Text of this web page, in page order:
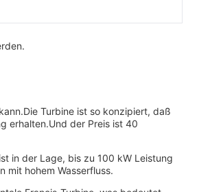
Turbine ist so konzipiert, daß
erhalten.Und der Preis ist 40
in der Lage, bis zu 100 kW Leistung
mit hohem Wasserfluss.